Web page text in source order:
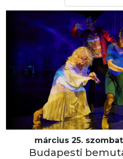
március 25.
Budapesti